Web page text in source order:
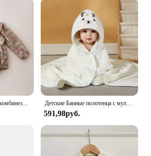
Винтажный цветочный комбинезон для маленьких девочек, весенняя одежда для маленьких девочек на свадьбу и вечеринку Детские Банные полотенца с мультяшными животными, мягкое полотенце с капюшоном для новорожденных, одеяло для малышей, теплый банный халат для мальчиков и девочек
591,98руб.